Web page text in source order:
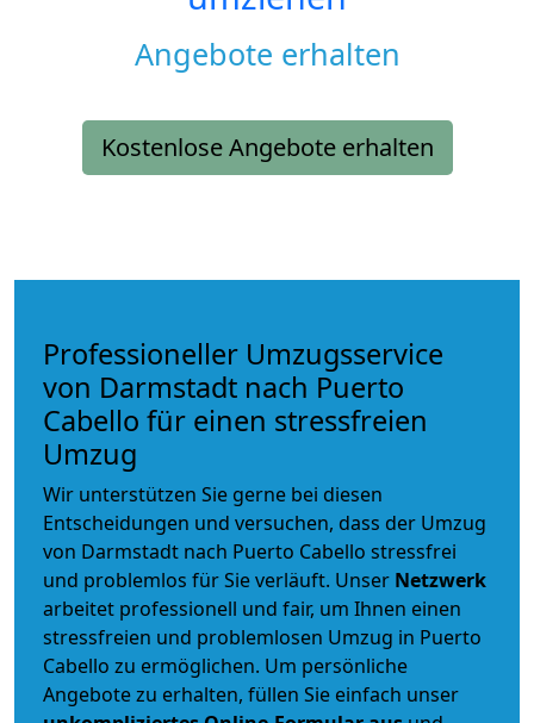
Angebote erhalten
Kostenlose Angebote erhalten
Professioneller Umzugsservice
von Darmstadt nach Puerto
Cabello für einen stressfreien
Umzug
Wir unterstützen Sie gerne bei diesen
Entscheidungen und versuchen, dass der Umzug
von Darmstadt nach Puerto Cabello stressfrei
und problemlos für Sie verläuft. Unser Netzwerk
arbeitet professionell und fair, um Ihnen einen
stressfreien und problemlosen Umzug in Puerto
Cabello zu ermöglichen. Um persönliche
Angebote zu erhalten, füllen Sie einfach unser